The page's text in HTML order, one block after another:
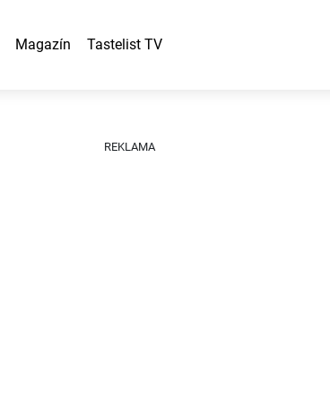
Magazín Tastelist TV
REKLAMA